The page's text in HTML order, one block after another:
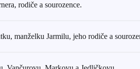
rodiče a sourozence.
manželku Jarmilu, jeho rodiče a